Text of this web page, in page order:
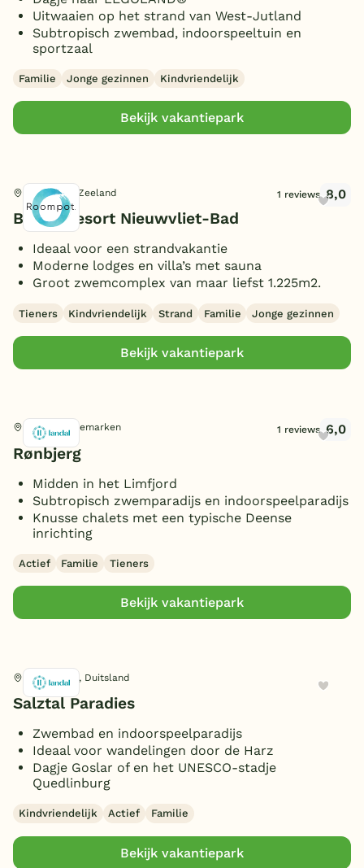
Uitwaaien op het strand van West-Jutland
Subtropisch zwembad, indoorspeeltuin en
sportzaal
Familie Jonge gezinnen Kindvriendelijk
Bekijk vakantiepark
Nieuwvliet, Zeeland 1 reviews 8,0
Beach Resort Nieuwvliet-Bad
Ideaal voor een strandvakantie
Moderne lodges en villa’s met sauna
Groot zwemcomplex van maar liefst 1.225m2.
Tieners Kindvriendelijk Strand Familie Jonge gezinnen
Bekijk vakantiepark
Ranum, Denemarken 1 reviews 6,0
Rønbjerg
Midden in het Limfjord
Subtropisch zwemparadijs en indoorspeelparadijs
Knusse chalets met een typische Deense
inrichting
Actief Familie Tieners
Bekijk vakantiepark
Bad Sachsa, Duitsland
Salztal Paradies
Zwembad en indoorspeelparadijs
Ideaal voor wandelingen door de Harz
Dagje Goslar of en het UNESCO-stadje
Quedlinburg
Kindvriendelijk Actief Familie
Bekijk vakantiepark